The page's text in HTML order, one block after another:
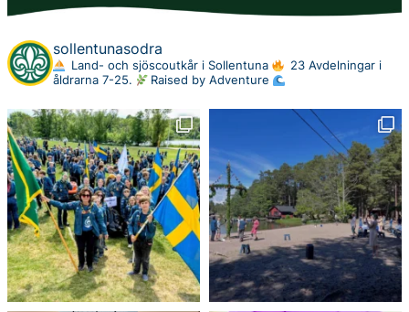
sollentunasodra
Land- och sjöscoutkår i Sollentuna
23 Avdelningar i
åldrarna 7-25.
Raised by Adventure